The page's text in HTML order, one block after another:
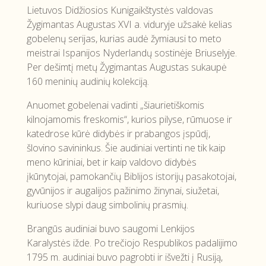
Lietuvos Didžiosios Kunigaikštystės valdovas
Žygimantas Augustas XVI a. viduryje užsakė kelias
gobelenų serijas, kurias audė žymiausi to meto
meistrai Ispanijos Nyderlandų sostinėje Briuselyje.
Per dešimtį metų Žygimantas Augustas sukaupė
160 meninių audinių kolekciją.
Anuomet gobelenai vadinti „šiaurietiškomis
kilnojamomis freskomis“, kurios pilyse, rūmuose ir
katedrose kūrė didybės ir prabangos įspūdį,
šlovino savininkus. Šie audiniai vertinti ne tik kaip
meno kūriniai, bet ir kaip valdovo didybės
įkūnytojai, pamokančių Biblijos istorijų pasakotojai,
gyvūnijos ir augalijos pažinimo žinynai, siužetai,
kuriuose slypi daug simbolinių prasmių.
Brangūs audiniai buvo saugomi Lenkijos
Karalystės ižde. Po trečiojo Respublikos padalijimo
1795 m. audiniai buvo pagrobti ir išvežti į Rusiją,